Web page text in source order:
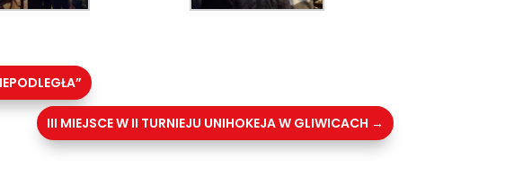
III MIEJSCE W II TURNIEJU UNIHOKEJA W GLIWICACH →